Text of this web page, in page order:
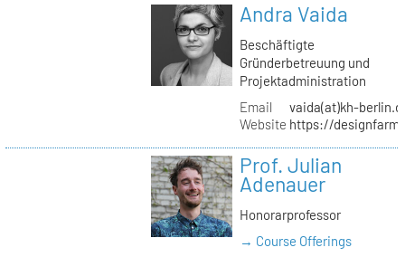
Andra Vaida
Beschäftigte
Gründerbetreuung und
Projektadministration
Email
vaida(at)kh-
Website https://
Prof. Julian
Adenauer
Honorarprofessor
→ Course Offerings